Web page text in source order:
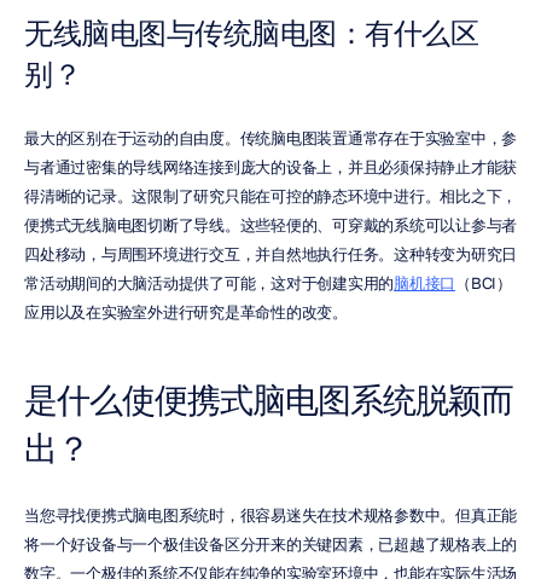
无线脑电图与传统脑电图：有什么区
别？
最大的区别在于运动的自由度。传统脑电图装置通常存在于实验室中，参
与者通过密集的导线网络连接到庞大的设备上，并且必须保持静止才能获
得清晰的记录。这限制了研究只能在可控的静态环境中进行。相比之下，
便携式无线脑电图切断了导线。这些轻便的、可穿戴的系统可以让参与者
四处移动，与周围环境进行交互，并自然地执行任务。这种转变为研究日
常活动期间的大脑活动提供了可能，这对于创建实用的脑机接口 （BCI）
应用以及在实验室外进行研究是革命性的改变。
是什么使便携式脑电图系统脱颖而
出？
当您寻找便携式脑电图系统时，很容易迷失在技术规格参数中。但真正能
将一个好设备与一个极佳设备区分开来的关键因素，已超越了规格表上的
数字。一个极佳的系统不仅能在纯净的实验室环境中，也能在实际生活场